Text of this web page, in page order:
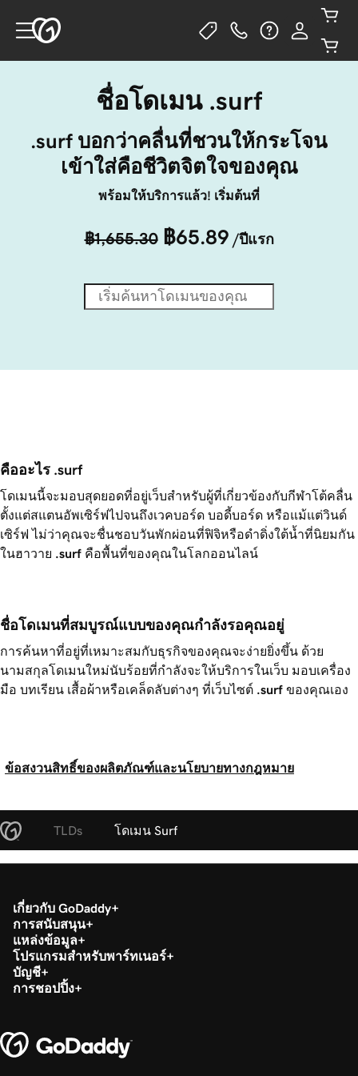
ชื่อโดเมน .surf
.surf บอกว่าคลื่นที่ชวนให้กระโจน
เข้าใส่คือชีวิตจิตใจของคุณ
พร้อมให้บริการแล้ว! เริ่มต้นที่
฿1,655.30 ฿65.89 /ปีแรก
คืออะไร .surf
โดเมนนี้จะมอบสุดยอดที่อยู่เว็บสำหรับผู้ที่เกี่ยวข้องกับกีฬาโต้คลื่น
ตั้งแต่สแตนอัพเซิร์ฟไปจนถึงเวคบอร์ด บอดี้บอร์ด หรือแม้แต่วินด์
เซิร์ฟ ไม่ว่าคุณจะชื่นชอบวันพักผ่อนที่ฟิจิหรือดำดิ่งใต้น้ำที่นิยมกัน
ในฮาวาย .surf คือพื้นที่ของคุณในโลกออนไลน์
ชื่อโดเมนที่สมบูรณ์แบบของคุณกำลังรอคุณอยู่
การค้นหาที่อยู่ที่เหมาะสมกับธุรกิจของคุณจะง่ายยิ่งขึ้น ด้วย
นามสกุลโดเมนใหม่นับร้อยที่กำลังจะให้บริการในเว็บ มอบเครื่อง
มือ บทเรียน เสื้อผ้าหรือเคล็ดลับต่างๆ ที่เว็บไซต์ .surf ของคุณเอง
ข้อสงวนสิทธิ์ของผลิตภัณฑ์และนโยบายทางกฎหมาย
TLDs โดเมน Surf
เกี่ยวกับ GoDaddy
การสนับสนุน
แหล่งข้อมูล
โปรแกรมสำหรับพาร์ทเนอร์
บัญชี
การชอปปิ้ง